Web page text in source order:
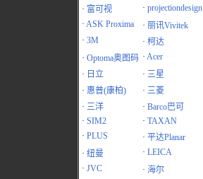
· 富可视 · projectiondesign
· ASK Proxima · 丽讯Vivitek
· 3M · 柯达
· Optoma奥图码 · Acer
· 日立 · 三星
· 惠普(康柏) · 三菱
· 三洋 · Barco巴可
· SIM2 · TAXAN
· PLUS · 平达Planar
· 纽曼 · LEICA
· JVC · 海尔